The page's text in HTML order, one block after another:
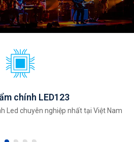
chính LED123
Led chuyên nghiệp nhất tại Việt Nam